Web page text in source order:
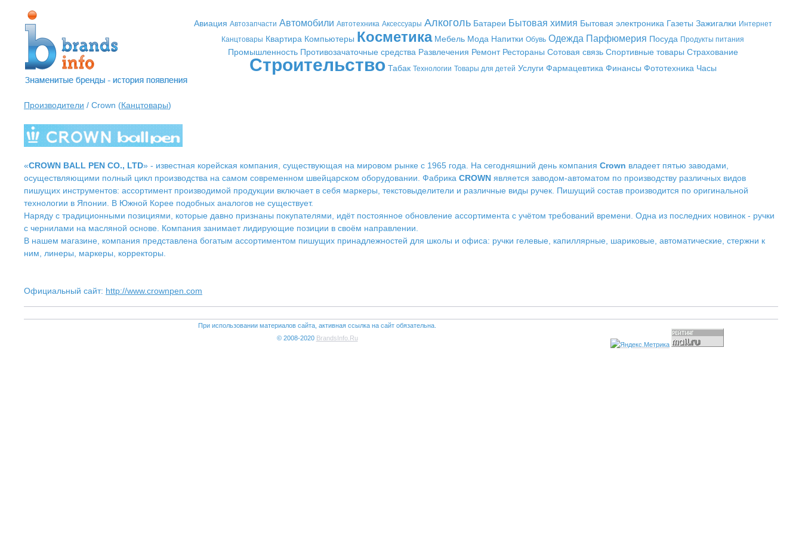
Авиация Автозапчасти Автомобили Автотехника Аксессуары Алкоголь Батареи Бытовая химия Бытовая электроника Газеты Зажигалки Интернет
Канцтовары Квартира Компьютеры Косметика Мебель Мода Напитки Обувь Одежда Парфюмерия Посуда Продукты питания
Промышленность Противозачаточные средства Развлечения Ремонт Рестораны Сотовая связь Спортивные товары Страхование
Строительство Табак Технологии Товары для детей Услуги Фармацевтика Финансы Фототехника Часы
Производители / Crown (Канцтовары)
«CROWN BALL PEN CO., LTD» - известная корейская компания, существующая на мировом рынке с 1965 года. На сегодняшний день компания Crown владеет пятью заводами,
осуществляющими полный цикл производства на самом современном швейцарском оборудовании. Фабрика CROWN является заводом-автоматом по производству различных видов
пишущих инструментов: ассортимент производимой продукции включает в себя маркеры, текстовыделители и различные виды ручек. Пишущий состав производится по оригинальной
технологии в Японии. В Южной Корее подобных аналогов не существует.
Наряду с традиционными позициями, которые давно признаны покупателями, идёт постоянное обновление ассортимента с учётом требований времени. Одна из последних новинок - ручки
с чернилами на масляной основе. Компания занимает лидирующие позиции в своём направлении.
В нашем магазине, компания представлена богатым ассортиментом пишущих принадлежностей для школы и офиса: ручки гелевые, капиллярные, шариковые, автоматические, стержни к
ним, линеры, маркеры, корректоры.
Официальный сайт: http://www.crownpen.com
При использовании материалов сайта, активная ссылка на сайт обязательна.
© 2008-2020 BrandsInfo.Ru